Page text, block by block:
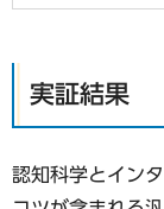
実証結果
認知科学とイン